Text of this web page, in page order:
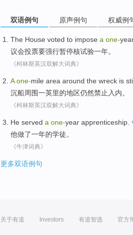
双语例句 原声例句 权威例
The House voted to impose a one-
议会投票要强行暂停核试验一年。
《柯林斯英汉双解大词典》
Aone-mile area around the wreck is
沉船周围一英里的地区仍然禁止入内。
《柯林斯英汉双解大词典》
He served a one-year apprenticeship
他做了一年的学徒。
《牛津词典》
更多双语例句
关于有道 Investors 有道智选 官方